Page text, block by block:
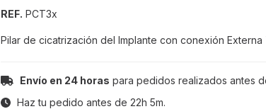
REF. PCT3x
Pilar de cicatrización del Implante con conexión Externa
Envío en 24 horas para pedidos realizados antes
Haz tu pedido antes de 22h 5m.